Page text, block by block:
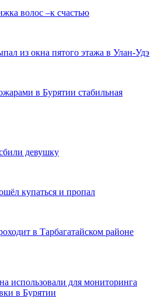
волос –к счастью
из окна пятого этажа в Улан-Удэ
в Бурятии стабильная
девушку
купаться и пропал
в Тарбагатайском районе
использовали для мониторинга
в Бурятии